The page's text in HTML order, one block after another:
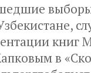
книг
в